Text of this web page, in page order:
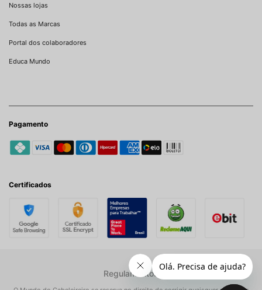
Nossas lojas
Todas as Marcas
Portal dos colaboradores
Educa Mundo
Pagamento
Certificados
Regulamentos